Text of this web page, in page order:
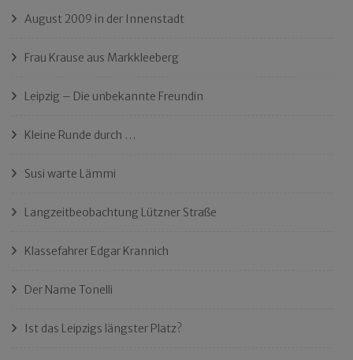
August 2009 in der Innenstadt
Frau Krause aus Markkleeberg
Leipzig – Die unbekannte Freundin
Kleine Runde durch …
Susi warte Lämmi
Langzeitbeobachtung Lützner Straße
Klassefahrer Edgar Krannich
Der Name Tonelli
Ist das Leipzigs längster Platz?